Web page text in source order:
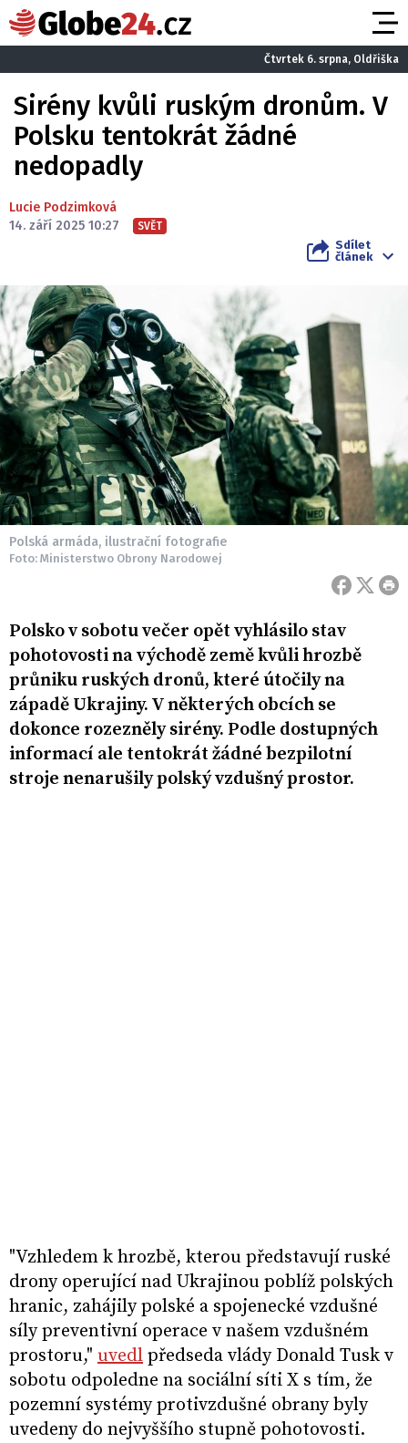
Čtvrtek 6. srpna, Oldřiška
Sirény kvůli ruským dronům. V
Polsku tentokrát žádné
nedopadly
Lucie Podzimková
14. září 2025 10:27
SVĚT
Sdílet
článek
Polská armáda, ilustrační fotografie
Foto: Ministerstwo Obrony Narodowej
Polsko v sobotu večer opět vyhlásilo stav
pohotovosti na východě země kvůli hrozbě
průniku ruských dronů, které útočily na
západě Ukrajiny. V některých obcích se
dokonce rozezněly sirény. Podle dostupných
informací ale tentokrát žádné bezpilotní
stroje nenarušily polský vzdušný prostor.
"Vzhledem k hrozbě, kterou představují ruské
drony operující nad Ukrajinou poblíž polských
hranic, zahájily polské a spojenecké vzdušné
síly preventivní operace v našem vzdušném
prostoru," uvedl předseda vlády Donald Tusk v
sobotu odpoledne na sociální síti X s tím, že
pozemní systémy protivzdušné obrany byly
uvedeny do nejvyššího stupně pohotovosti.